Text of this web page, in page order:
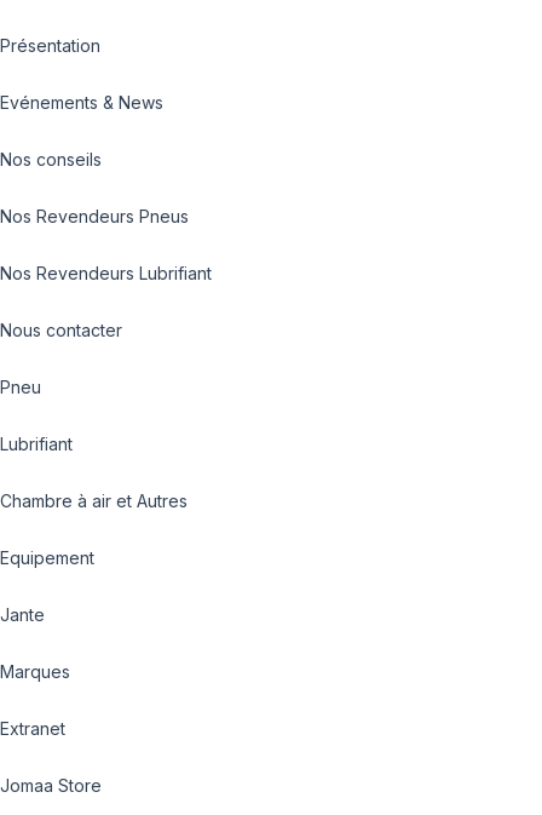
Présentation
Evénements & News
Nos conseils
Nos Revendeurs Pneus
Nos Revendeurs Lubrifiant
Nous contacter
Pneu
Lubrifiant
Chambre à air et Autres
Equipement
Jante
Marques
Extranet
Jomaa Store